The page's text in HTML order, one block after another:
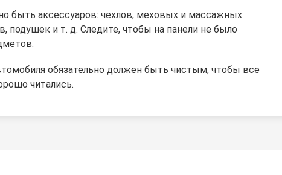
быть аксессуаров: чехлов, меховых и массажных
подушек и т. д. Следите, чтобы на панели не было
обязательно должен быть чистым, чтобы все
читались.